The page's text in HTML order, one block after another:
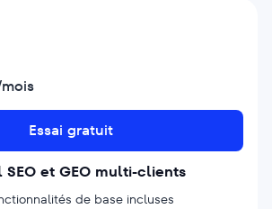
Essai gratuit
SEO et GEO multi-clients
de base incluses